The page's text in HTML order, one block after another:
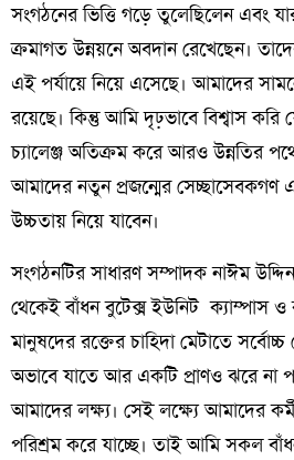
সংগঠনের ভিত্তি গড়ে তুলেছিলেন এবং
ক্রমাগত উন্নয়নে অবদান রেখেছেন।
এই পর্যায়ে নিয়ে এসেছে। আমাদের
রয়েছে। কিন্তু আমি দৃঢ়ভাবে বিশ্বাস
চ্যালেঞ্জ অতিক্রম করে আরও উন্নতির
আমাদের নতুন প্রজন্মের
উচ্চতায় নিয়ে যাবেন।
সংগঠনটির সাধারণ সম্পাদক নাঈম
থেকেই বাঁধন বুটেক্স ইউনিট ক্যাম্পাস ও
মানুষদের রক্তের চাহিদা মেটাতে সর্বোচ্চ
অভাবে যাতে আর একটি প্রাণও ঝরে না
আমাদের লক্ষ্য। সেই লক্ষ্যে আমাদের
পরিশ্রম করে যাচ্ছে। তাই আমি সকল